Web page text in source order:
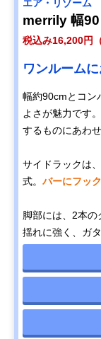
エア・リゾーム
merrily 幅90
税込み16,200円
ワンルーム
幅約90cmとコン
よさが魅力です
するものにあわ
サイドラックは
式。 バーにフッ
脚部には、2本
揺れに強く、ガ